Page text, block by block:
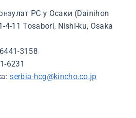
РС у Осаки (Dainihon
4-11 Tosabori, Nishi-ku, Osaka
3158
6231
serbia-hcg@kincho.co.jp